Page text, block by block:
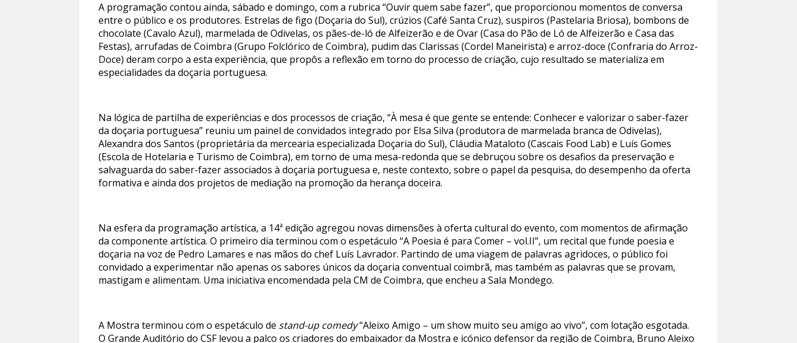
A programação contou ainda, sábado e domingo, com a rubrica “Ouvir quem sabe fazer”, que proporcionou momentos de conversa
entre o público e os produtores. Estrelas de figo (Doçaria do Sul), crúzios (Café Santa Cruz), suspiros (Pastelaria Briosa), bombons de
chocolate (Cavalo Azul), marmelada de Odivelas, os pães-de-ló de Alfeizerão e de Ovar (Casa do Pão de Ló de Alfeizerão e Casa das
Festas), arrufadas de Coimbra (Grupo Folclórico de Coimbra), pudim das Clarissas (Cordel Maneirista) e arroz-doce (Confraria do Arroz-
Doce) deram corpo a esta experiência, que propôs a reflexão em torno do processo de criação, cujo resultado se materializa em
especialidades da doçaria portuguesa.
Na lógica de partilha de experiências e dos processos de criação, “À mesa é que gente se entende: Conhecer e valorizar o saber-fazer
da doçaria portuguesa” reuniu um painel de convidados integrado por Elsa Silva (produtora de marmelada branca de Odivelas),
Alexandra dos Santos (proprietária da mercearia especializada Doçaria do Sul), Cláudia Mataloto (Cascais Food Lab) e Luís Gomes
(Escola de Hotelaria e Turismo de Coimbra), em torno de uma mesa-redonda que se debruçou sobre os desafios da preservação e
salvaguarda do saber-fazer associados à doçaria portuguesa e, neste contexto, sobre o papel da pesquisa, do desempenho da oferta
formativa e ainda dos projetos de mediação na promoção da herança doceira.
Na esfera da programação artística, a 14ª edição agregou novas dimensões à oferta cultural do evento, com momentos de afirmação
da componente artística. O primeiro dia terminou com o espetáculo “A Poesia é para Comer – vol.II”, um recital que funde poesia e
doçaria na voz de Pedro Lamares e nas mãos do chef Luís Lavrador. Partindo de uma viagem de palavras agridoces, o público foi
convidado a experimentar não apenas os sabores únicos da doçaria conventual coimbrã, mas também as palavras que se provam,
mastigam e alimentam. Uma iniciativa encomendada pela CM de Coimbra, que encheu a Sala Mondego.
A Mostra terminou com o espetáculo de stand-up comedy“Aleixo Amigo – um show muito seu amigo ao vivo”, com lotação esgotada.
O Grande Auditório do CSF levou a palco os criadores do embaixador da Mostra e icónico defensor da região de Coimbra, Bruno Aleixo